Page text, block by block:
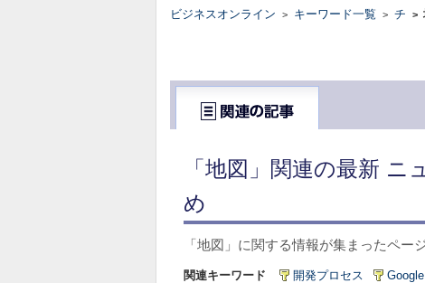
ビジネスオンライン > キーワード一覧 > チ >
「地図」関連の最新 ニ
め
「地図」に関する情報が集まったペー
関連キーワード 開発プロセス Google